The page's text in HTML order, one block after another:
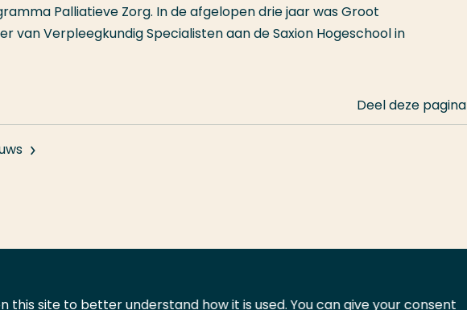
Palliatieve Zorg. In de afgelopen drie jaar was Groot
van Verpleegkundig Specialisten aan de Saxion Hogeschool in
Deel deze pagina
this site to better understand how it is used. You can give your consent